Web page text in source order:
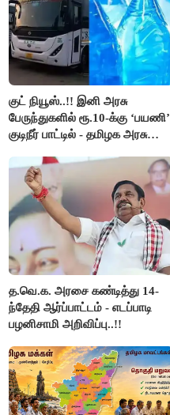
குட் நியூஸ்..!! இனி அரசு
பேருந்துகளில் ரூ.10-க்கு ‘பயணி’
குடிநீர் பாட்டில் - தமிழக அரசு
த.வெ.க. அரசை கண்டித்து 14-
ந்தேதி ஆர்ப்பாட்டம் - எடப்பாடி
பழனிசாமி அறிவிப்பு..!!